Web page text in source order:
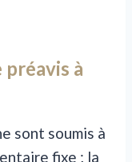
préavis à
sont soumis à
fixe ; la